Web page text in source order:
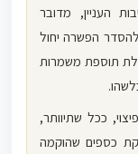
העניין, מדובר
הפשרה יחול
תוספת משמרות
ככל שתיוותר,
כספים שהוקמה